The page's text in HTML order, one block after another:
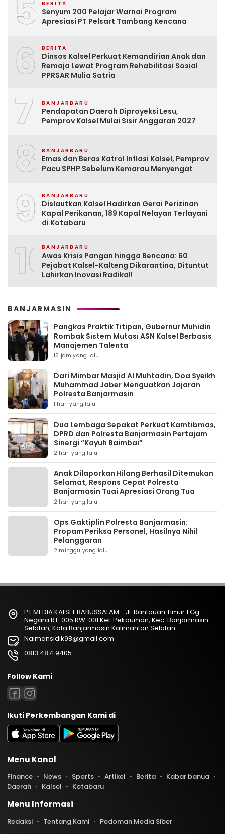
5 BERITA
Senyum 200 Pelajar Warnai Program
Apresiasi PT Pelsart Tambang Kencana
6 BERITA
Dinsos Kalsel Perkuat Kemandirian Anak dan
Remaja Lewat Program Rehabilitasi Sosial
PPRSAR Mulia Satria
7 BANJARBARU
Pendapatan Daerah Diproyeksi Lesu,
Pemprov Kalsel Mulai Sisir Anggaran 2027
8 BANJARBARU
Emas dan Beras Katrol Inflasi Kalsel, Pemprov
Pacu SPHP Sebelum Kemarau Menyengat
9 BANJARBARU
Dislautkan Kalsel Hadirkan Gerai Perizinan
Kapal Perikanan, 189 Kapal Nelayan Terlayani
di Kotabaru
10BANJARBARU
Awas Krisis Pangan hingga Bencana: 60
Pejabat Kalsel-Kalteng Dikarantina, Dituntut
Lahirkan Inovasi Radikal!
BANJARMASIN
Pangkas Praktik Titipan, Gubernur Muhidin
Rombak Sistem Mutasi ASN Kalsel Berbasis
Manajemen Talenta
15 jam yang lalu
Dari Mimbar Masjid Al Muhtadin, Doa Syeikh
Muhammad Jaber Menguatkan Jajaran
Polresta Banjarmasin
1 hari yang lalu
Dua Lembaga Sepakat Perkuat Kamtibmas,
DPRD dan Polresta Banjarmasin Pertajam
Sinergi “Kayuh Baimbai”
2 hari yang lalu
Anak Dilaporkan Hilang Berhasil Ditemukan
Selamat, Respons Cepat Polresta
Banjarmasin Tuai Apresiasi Orang Tua
2 hari yang lalu
Ops Gaktiplin Polresta Banjarmasin:
Propam Periksa Personel, Hasilnya Nihil
Pelanggaran
2 minggu yang lalu
PT MEDIA KALSEL BABUSSALAM - Jl. Rantauan Timur 1 Gg.
Negara RT. 005 RW. 001 Kel. Pekauman, Kec. Banjarmasin
Selatan, Kota Banjarmasin Kalimantan Selatan
Naimansidik98@gmail.com
0813 4871 9405
Follow Kami
Ikuti Perkembangan Kami di
Menu Kanal
Finance News Sports Artikel Berita
Kabar banua
Daerah
Kalsel Kotabaru
Menu Informasi
Redaksi Tentang Kami
Pedoman Media Siber